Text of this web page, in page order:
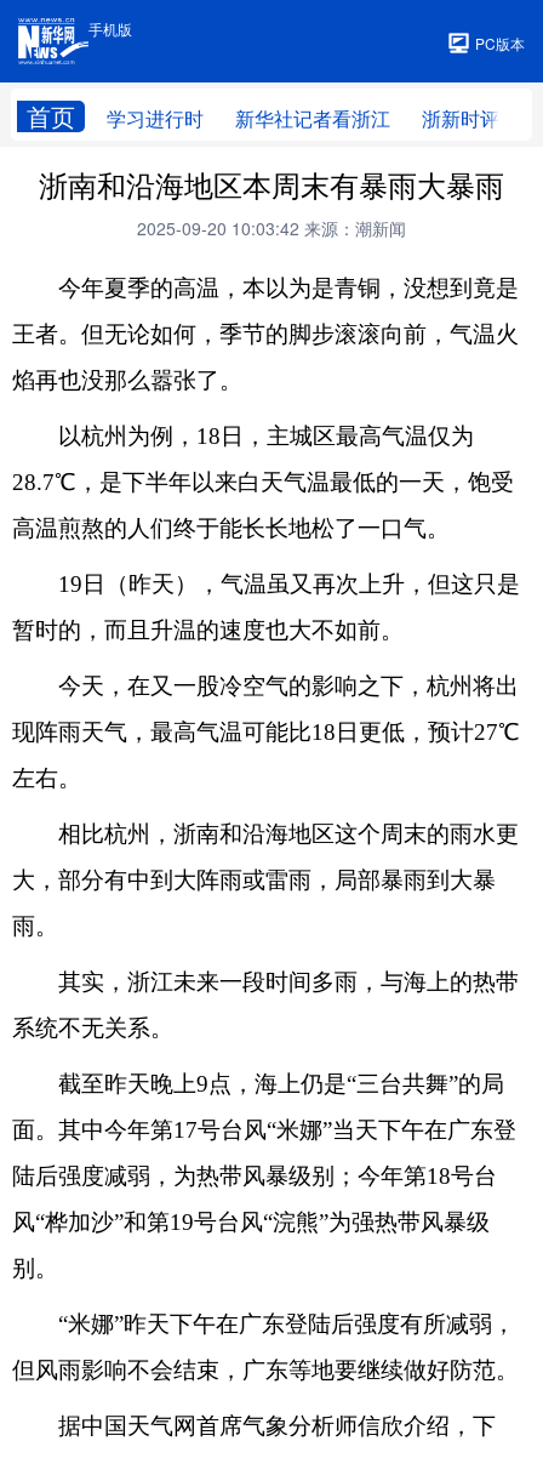
手机版
PC版本
首页 学习进行时 新华社记者看浙江 浙新时评
手机版
浙南和沿海地区本周末有暴雨大暴雨
2025-09-20 10:03:42 来源：潮新闻
今年夏季的高温，本以为是青铜，没想到竟是
王者。但无论如何，季节的脚步滚滚向前，气温火
焰再也没那么嚣张了。
以杭州为例，18日，主城区最高气温仅为
28.7℃，是下半年以来白天气温最低的一天，饱受
高温煎熬的人们终于能长长地松了一口气。
19日（昨天），气温虽又再次上升，但这只是
暂时的，而且升温的速度也大不如前。
今天，在又一股冷空气的影响之下，杭州将出
现阵雨天气，最高气温可能比18日更低，预计27℃
左右。
相比杭州，浙南和沿海地区这个周末的雨水更
大，部分有中到大阵雨或雷雨，局部暴雨到大暴
雨。
其实，浙江未来一段时间多雨，与海上的热带
系统不无关系。
截至昨天晚上9点，海上仍是“三台共舞”的局
面。其中今年第17号台风“米娜”当天下午在广东登
陆后强度减弱，为热带风暴级别；今年第18号台
风“桦加沙”和第19号台风“浣熊”为强热带风暴级
别。
“米娜”昨天下午在广东登陆后强度有所减弱，
但风雨影响不会结束，广东等地要继续做好防范。
据中国天气网首席气象分析师信欣介绍，下